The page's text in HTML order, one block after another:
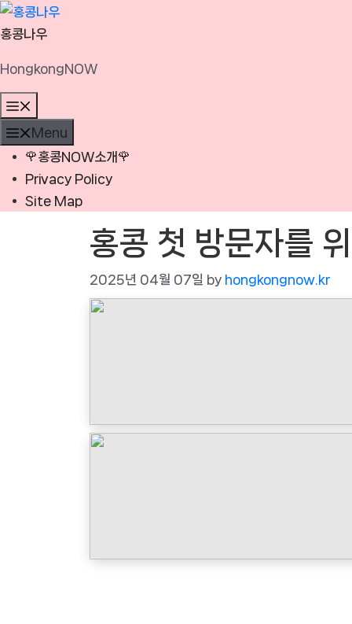
Skip
to
홍콩나우
HongkongNOW
Menu
🌹홍콩NOW소개🌹
Privacy Policy
Site Map
홍콩 첫 방문자를
2025년 04월 07일 by hongkongnow.kr